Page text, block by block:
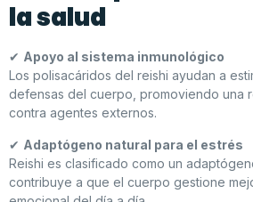
la salud
✔ Apoyo al sistema inmunológico
Los polisacáridos del reishi ayudan a
defensas del cuerpo, promoviendo una
contra agentes externos.
✔ Adaptógeno natural para el estrés
Reishi es clasificado como un
contribuye a que el cuerpo gestione